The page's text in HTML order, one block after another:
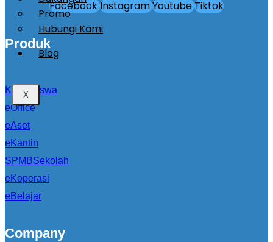
Promo
Hubungi Kami
Blog
X
FacebookInstagramYoutubeTiktok
Produk
Kartu Siswa
eOffice
eAset
eKantin
SPMBSekolah
eKoperasi
eBelajar
Company